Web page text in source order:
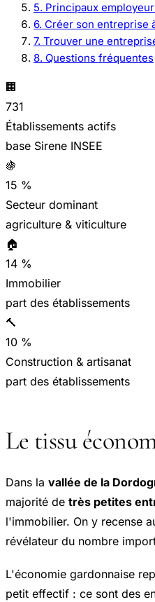
5. Principaux
6. Créer son entreprise
7. Trouver une
8. Questions fréquentes
🏢
731
Établissements actifs
base Sirene INSEE
🍇
15 %
Secteur dominant
agriculture & viticulture
🏠
14 %
Immobilier
part des établissements
🔨
10 %
Construction & artisanat
part des établissements
Le tissu
Dans la vallée de la
majorité de très petites
l'immobilier. On y recense
révélateur du nombre
L'économie gardonnaise
petit effectif : ce sont des